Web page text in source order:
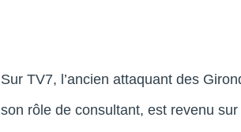
Sur TV7, l’ancien attaquant des
son rôle de consultant, est revenu